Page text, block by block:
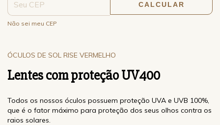
CALCULAR
Não sei meu CEP
ÓCULOS DE SOL RISE VERMELHO
Lentes com proteçãoUV400
Todos os nossos óculos possuem proteção UVA e UVB 100%,
que é o fator máximo para proteção dos seus olhos contra os
raios solares.